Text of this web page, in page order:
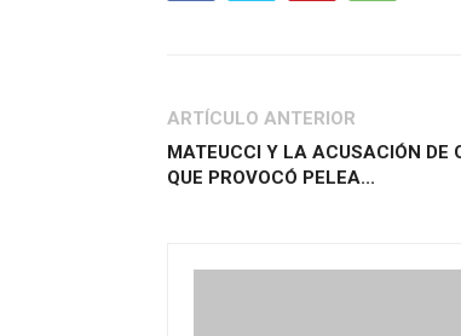
ARTÍCULO ANTERIOR
MATEUCCI Y LA ACUSACIÓN DE
QUE PROVOCÓ PELEA...